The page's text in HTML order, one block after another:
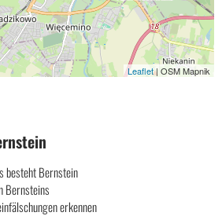
Leaflet| OSM Mapnik
besteht Bernstein
Bernsteins
erkennen